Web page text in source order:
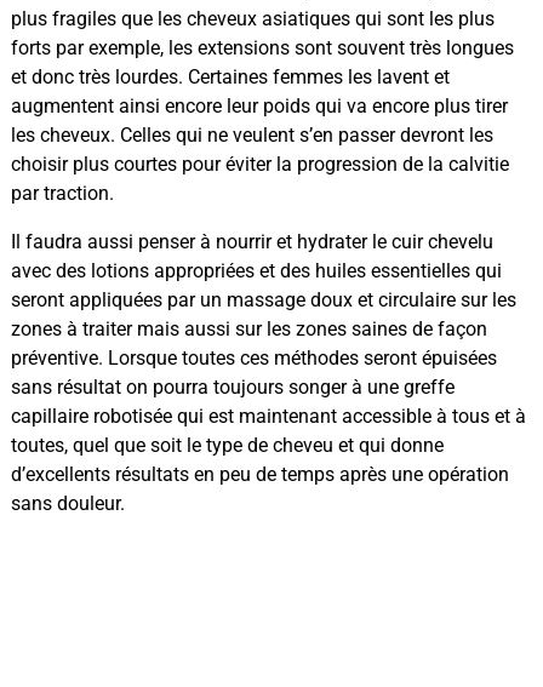
plus fragiles que les cheveux asiatiques qui sont les plus
forts par exemple, les extensions sont souvent très longues
et donc très lourdes. Certaines femmes les lavent et
augmentent ainsi encore leur poids qui va encore plus tirer
les cheveux. Celles qui ne veulent s’en passer devront les
choisir plus courtes pour éviter la progression de la calvitie
par traction.
Il faudra aussi penser à nourrir et hydrater le cuir chevelu
avec des lotions appropriées et des huiles essentielles qui
seront appliquées par un massage doux et circulaire sur les
zones à traiter mais aussi sur les zones saines de façon
préventive. Lorsque toutes ces méthodes seront épuisées
sans résultat on pourra toujours songer à une greffe
capillaire robotisée qui est maintenant accessible à tous et à
toutes, quel que soit le type de cheveu et qui donne
d’excellents résultats en peu de temps après une opération
sans douleur.